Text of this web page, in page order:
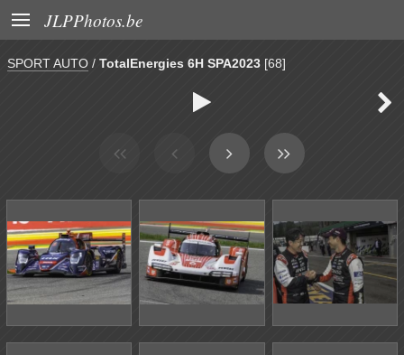
 JLPPhotos.be
SPORT AUTO / TotalEnergies 6H SPA2023 [68]
 